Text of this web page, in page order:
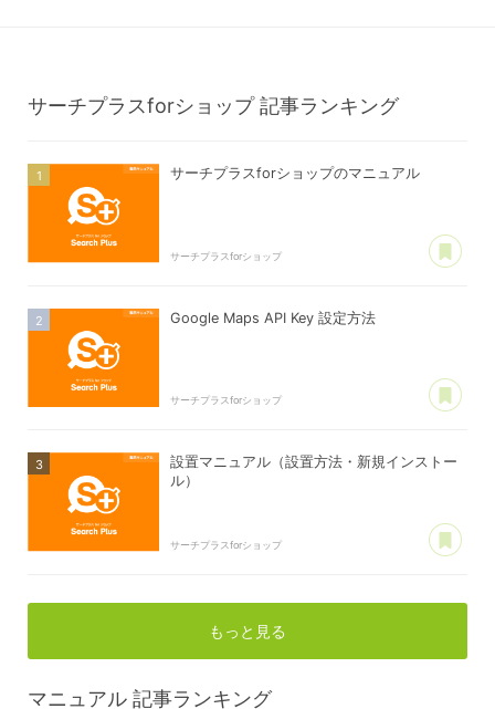
サーチプラスforショップ 記事ランキング
サーチプラスforショップのマニュアル
サーチプラスforショップ
Google Maps API Key 設定方法
サーチプラスforショップ
設置マニュアル（設置方法・新規インストー
ル）
サーチプラスforショップ
もっと見る
マニュアル 記事ランキング